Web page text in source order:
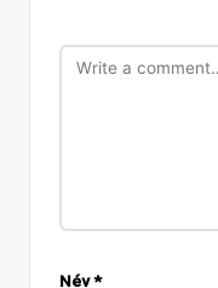
Név*